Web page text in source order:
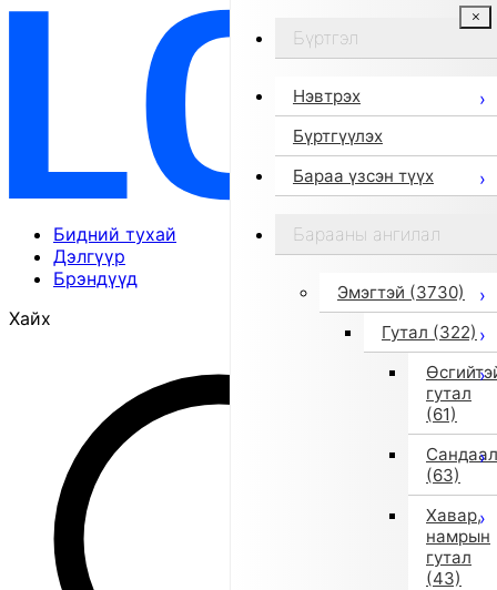
Бидний тухай
Дэлгүүр
Брэндүүд
Хайх
Бүртгэл
Нэвтрэх
Бүртгүүлэх
Бараа үзсэн түүх
Барааны ангилал
Эмэгтэй (3730)
Гутал (322)
гутал
(61)
Сандаал
(63)
Хавар,
намрын
гутал
(43)